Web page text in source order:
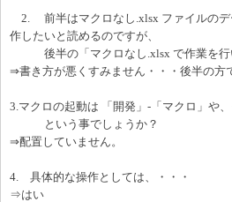
2. 前半はマクロなし.xlsx ファイルのデ
作したいと読めるのですが、
後半の「マクロなし.xlsx で作業を行
⇒書き方が悪くすみません・・・後半の方
3.マクロの起動は 「開発」-「マクロ」や
という事でしょうか？
⇒配置していません。
4. 具体的な操作としては、・・・
⇒はい